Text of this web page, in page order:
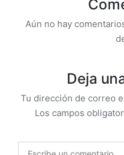
Aún no hay
Deja
Tu dirección de correo
Los campos